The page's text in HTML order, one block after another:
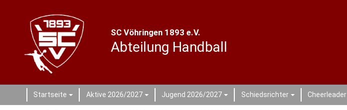
SC Vöhringen 1893 e.V.
Abteilung Handball
+
Startseite
+
Aktive 2026/2027
+
Jugend 2026/2027
+
Schiedsrichter Cheerleader